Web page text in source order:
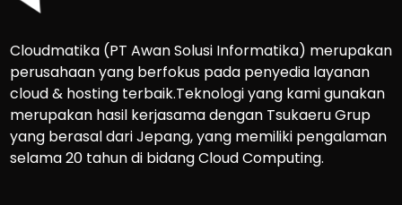
Cloudmatika (PT Awan Solusi Informatika) merupakan
perusahaan yang berfokus pada penyedia layanan
cloud & hosting terbaik.Teknologi yang kami gunakan
merupakan hasil kerjasama dengan Tsukaeru Grup
yang berasal dari Jepang, yang memiliki pengalaman
selama 20 tahun di bidang Cloud Computing.